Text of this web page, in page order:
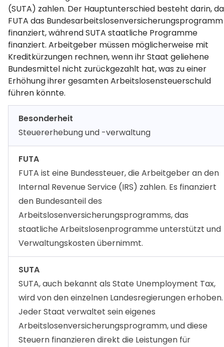
(SUTA) zahlen. Der Hauptunterschied besteht darin,
FUTA das Bundesarbeitslosenversicherungsprogramm
finanziert, während SUTA staatliche Programme
finanziert. Arbeitgeber müssen möglicherweise mit
Kreditkürzungen rechnen, wenn ihr Staat geliehene
Bundesmittel nicht zurückgezahlt hat, was zu einer
Erhöhung ihrer gesamten Arbeitslosensteuerschuld
führen könnte.
Besonderheit
Steuererhebung und -verwaltung
FUTA
FUTA ist eine Bundessteuer, die Arbeitgeber an den
Internal Revenue Service (IRS) zahlen. Es finanziert
den Bundesanteil des
Arbeitslosenversicherungsprogramms, das
staatliche Arbeitslosenprogramme unterstützt und
Verwaltungskosten übernimmt.
SUTA
SUTA, auch bekannt als State Unemployment Tax,
wird von den einzelnen Landesregierungen erhoben.
Jeder Staat verwaltet sein eigenes
Arbeitslosenversicherungsprogramm, und diese
Steuern finanzieren direkt die Leistungen für